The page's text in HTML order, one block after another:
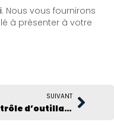
. Nous vous fournirons
à présenter à votre
SUIVANT
Contrôle d’outillage frigorifique : Climlab garantit des mesures fiables grâce à des instruments vérifiés chaque année